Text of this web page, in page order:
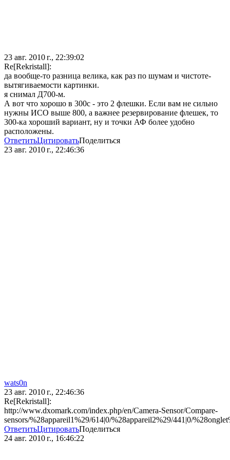
23 авг. 2010 г., 22:39:02
Re[Rekristall]:
да вообще-то разница велика, как раз по шумам и чистоте-
вытягиваемости картинки.
я снимал Д700-м.
А вот что хорошо в 300с - это 2 флешки. Если вам не сильно
нужны ИСО выше 800, а важнее резервирование флешек, то
300-ка хороший вариант, ну и точки АФ более удобно
расположены.
ОтветитьЦитироватьПоделиться
23 авг. 2010 г., 22:46:36
wats0n
23 авг. 2010 г., 22:46:36
Re[Rekristall]:
http://www.dxomark.com/index.php/en/Camera-Sensor/Compare-
sensors/%28appareil1%29/614|0/%28appareil2%29/441|0/
ОтветитьЦитироватьПоделиться
24 авг. 2010 г., 16:46:22